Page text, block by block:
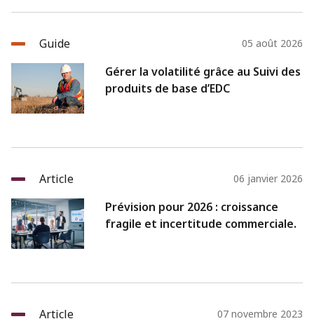
Guide 05 août 2026
Gérer la volatilité grâce au Suivi des
produits de base d’EDC
Article 06 janvier 2026
Prévision pour 2026 : croissance
fragile et incertitude commerciale.
Article 07 novembre 2023